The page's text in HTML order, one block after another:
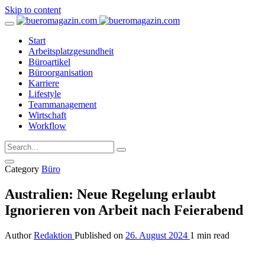
Skip to content
Start
Arbeitsplatzgesundheit
Büroartikel
Büroorganisation
Karriere
Lifestyle
Teammanagement
Wirtschaft
Workflow
Category Büro
Australien: Neue Regelung erlaubt
Ignorieren von Arbeit nach Feierabend
Author Redaktion Published on 26. August 2024 1 min read